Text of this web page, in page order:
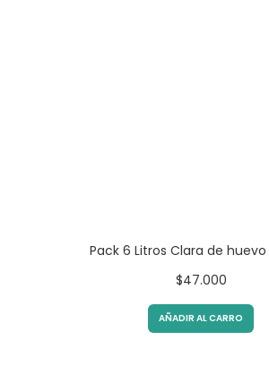
Pack 6 Litros Clara de huevo
$47.000
AÑADIR AL CARRO